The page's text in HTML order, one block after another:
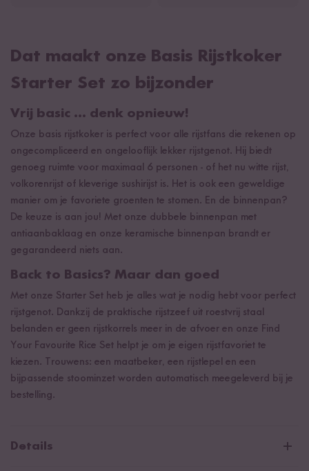
Dat maakt onze Basis Rijstkoker
Starter Set zo bijzonder
Vrij basic ... denk opnieuw!
Onze basis rijstkoker is perfect voor alle rijstfans die rekenen op
ongecompliceerd en ongelooflijk lekker rijstgenot. Hij biedt
genoeg ruimte voor maximaal 6 personen - of het nu witte rijst,
volkorenrijst of kleverige sushirijst is. Het is ook een geweldige
manier om je favoriete groenten te stomen. En de binnenpan?
De keuze is aan jou! Met onze dubbele binnenpan met
antiaanbaklaag en onze keramische binnenpan brandt er
gegarandeerd niets aan.
Back to Basics? Maar dan goed
Met onze Starter Set heb je alles wat je nodig hebt voor perfect
rijstgenot. Dankzij de praktische rijstzeef uit roestvrij staal
belanden er geen rijstkorrels meer in de afvoer en onze Find
Your Favourite Rice Set helpt je om je eigen rijstfavoriet te
kiezen. Trouwens: een maatbeker, een rijstlepel en een
bijpassende stoominzet worden automatisch meegeleverd bij je
bestelling.
Details